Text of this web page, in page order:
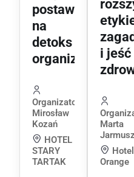
postaw
na
detoks
organizmu!
Organizator:
Mirosław
Kozań
HOTEL
STARY
TARTAK
i jeść
Marta
Hotel
Orange